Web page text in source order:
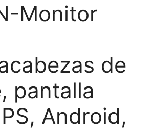
Monitor
de
pantalla
Android,